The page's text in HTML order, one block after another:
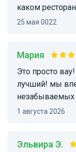
каком
25 мая 0022
Мария
это просто вау! великолепно! Леонид самый
лучший! мы
незабываемых
1 августа 2026
Эльвира Э.